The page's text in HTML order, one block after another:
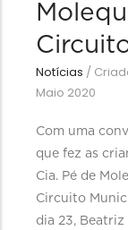
Notícias /
Maio 2020
Com uma
que fez as
Cia. Pé de
Circuito
dia 23, Beatriz